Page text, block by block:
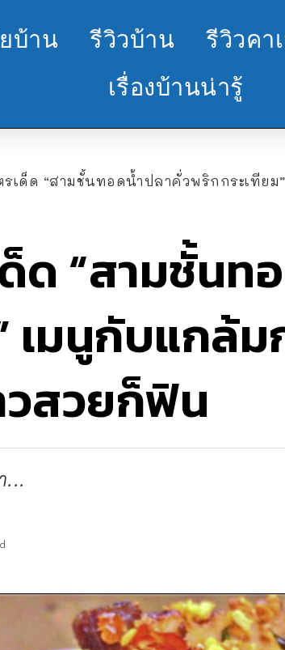
บ้าน รีวิวบ้าน รีวิวคา
เรื่องบ้านน่ารู้
เด็ด “สามชั้นทอดน้ำปลาคั่วพริกกระเทียม
ด “สามชั้นท
เมนูกับแกล้
สวยก็ฟิน